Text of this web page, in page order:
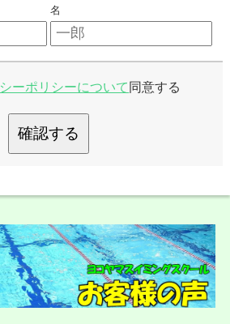
名
ーポリシーについて 同意する
確認する